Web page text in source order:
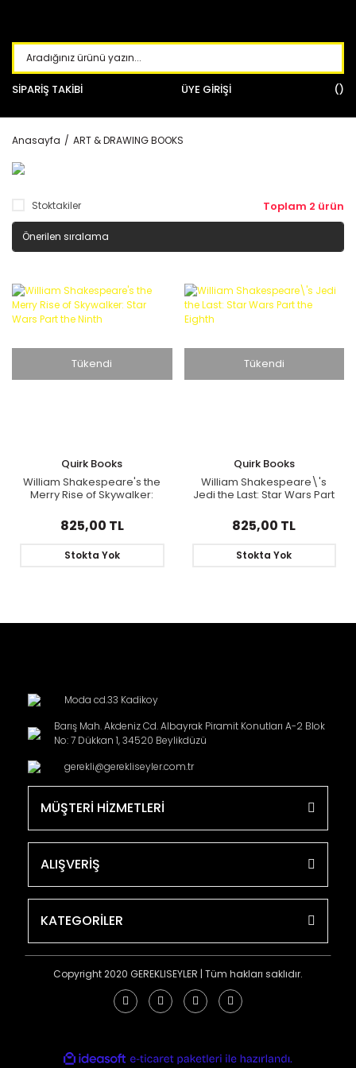
SİPARİŞ TAKİBİ ÜYE GİRİŞİ
Anasayfa ART & DRAWING BOOKS
Stoktakiler Toplam 2 ürün
Tükendi
Quirk Books
William Shakespeare's the
Merry Rise of Skywalker:
825,00 TL
Stokta Yok
Tükendi
Quirk Books
William Shakespeare\'s
Jedi the Last: Star Wars Part
825,00 TL
Stokta Yok
Moda cd.33 Kadikoy
Barış Mah. Akdeniz Cd. Albayrak Piramit Konutları A-2 Blok
No: 7 Dükkan 1, 34520 Beylikdüzü
gerekli@gerekliseyler.com.tr
MÜŞTERİ HİZMETLERİ
ALIŞVERİŞ
KATEGORİLER
Copyright 2020 GEREKLISEYLER | Tüm hakları saklıdır.
ideasoft
e-